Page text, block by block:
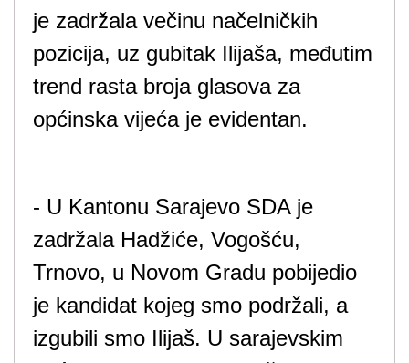
je zadržala večinu načelničkih
pozicija, uz gubitak Ilijaša, međutim
trend rasta broja glasova za
općinska vijeća je evidentan.
- U Kantonu Sarajevo SDA je
zadržala Hadžiće, Vogošću,
Trnovo, u Novom Gradu pobijedio
je kandidat kojeg smo podržali, a
izgubili smo Ilijaš. U sarajevskim